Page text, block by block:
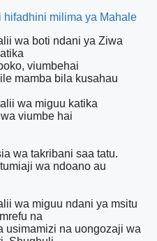
milima ya Mahale
wa boti ndani ya Ziwa
viumbehai
mamba bila kusahau
wa miguu katika
viumbe hai
wa takribani saa tatu.
wa ndoano au
wa miguu ndani ya msitu
na
usimamizi na uongozaji wa